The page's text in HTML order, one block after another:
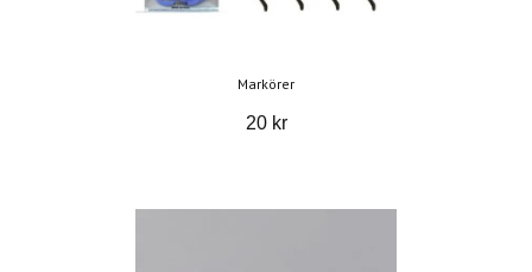
Markörer
20 kr